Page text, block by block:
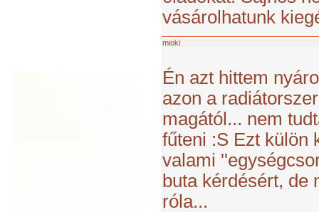
vásárolhatunk
mioki
Én azt hittem
azon a
magától... nem
fűteni :S Ezt külön
valami
buta kérdésért, de
róla...